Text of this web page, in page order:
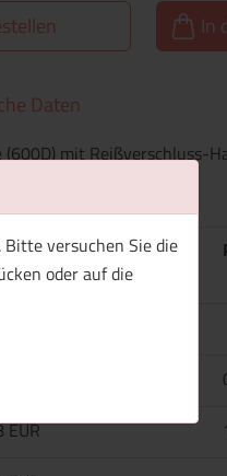
versuchen Sie die
oder auf die
In
Daten
(600D) mit Reißverschluss-
/ Stück
Brutto
EUR